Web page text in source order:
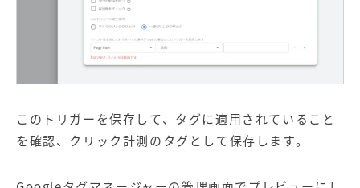
このトリガーを保存して、タグに適用されていること
を確認、クリック計測のタグとして保存します。